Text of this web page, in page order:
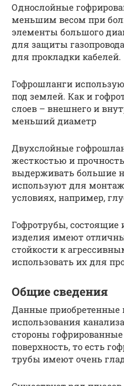
Однослойные
меньшим весом при
элементы большого
для защиты
для прокладки кабелей.
Гофрошланги
под землей. Как и
слоев – внешнего и
меньший диаметр
Двухслойные
жесткостью и
выдерживать большие
используют для
условиях, например,
Гофротрубы, состоящие
изделия имеют
стойкости к
использовать их для
Общие сведения
Данные приобретенные
использования
стороны
поверхность, то есть
трубы имеют очень